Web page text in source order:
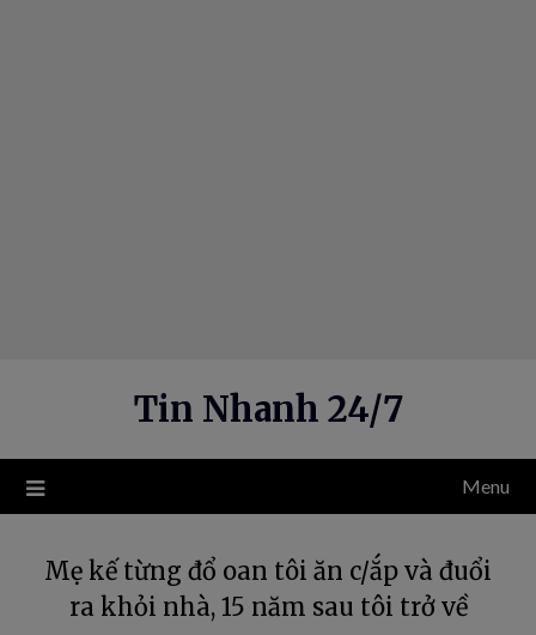
Tin Nhanh 24/7
Menu
Mẹ kế từng đổ oan tôi ăn c/ắp và đuổi
ra khỏi nhà, 15 năm sau tôi trở về